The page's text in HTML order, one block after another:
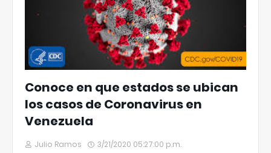
Conoce en que estados se ubican
los casos de Coronavirus en
Venezuela
Julio Ramos 3/21/2020 05:27:00 p.m.